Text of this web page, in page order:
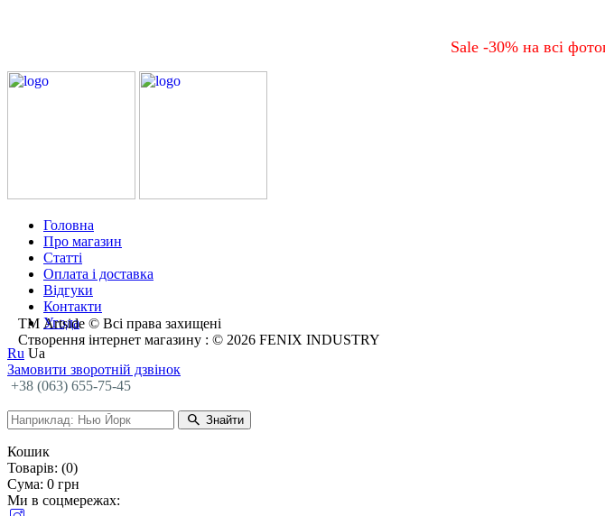
Sale -30% на всі
Головна
Про магазин
Статті
Оплата і доставка
Відгуки
Контакти
Угода
Ru Ua
Замовити зворотній дзвінок
+38 (063) 655-75-45
Знайти
Кошик
Товарів: (0)
Сума: 0 грн
Ми в соцмережах:
ТМ Artside © Всі права захищені
Створення інтернет магазину : © 2026 FENIX INDUSTRY